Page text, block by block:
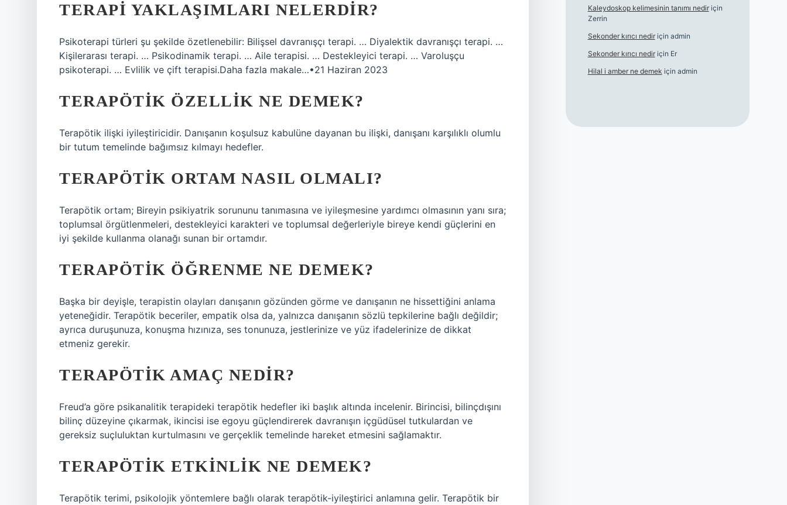
TERAPI YAKLAŞIMLARI NELERDIR?
Psikoterapi türleri şu şekilde özetlenebilir: Bilişsel davranışçı terapi. … Diyalektik davranışçı terapi. …
Kişilerarası terapi. … Psikodinamik terapi. … Aile terapisi. … Destekleyici terapi. … Varoluşçu
psikoterapi. … Evlilik ve çift terapisi.Daha fazla makale…•21 Haziran 2023
TERAPÖTIK ÖZELLIK NE DEMEK?
Terapötik ilişki iyileştiricidir. Danışanın koşulsuz kabulüne dayanan bu ilişki, danışanı karşılıklı olumlu
bir tutum temelinde bağımsız kılmayı hedefler.
TERAPÖTIK ORTAM NASIL OLMALI?
Terapötik ortam; Bireyin psikiyatrik sorununu tanımasına ve iyileşmesine yardımcı olmasının yanı sıra;
toplumsal örgütlenmeleri, destekleyici karakteri ve toplumsal değerleriyle bireye kendi güçlerini en
iyi şekilde kullanma olanağı sunan bir ortamdır.
TERAPÖTIK ÖĞRENME NE DEMEK?
Başka bir deyişle, terapistin olayları danışanın gözünden görme ve danışanın ne hissettiğini anlama
yeteneğidir. Terapötik beceriler, empatik olsa da, yalnızca danışanın sözlü tepkilerine bağlı değildir;
ayrıca duruşunuza, konuşma hızınıza, ses tonunuza, jestlerinize ve yüz ifadelerinize de dikkat
etmeniz gerekir.
TERAPÖTIK AMAÇ NEDIR?
Freud’a göre psikanalitik terapideki terapötik hedefler iki başlık altında incelenir. Birincisi, bilinçdışını
bilinç düzeyine çıkarmak, ikincisi ise egoyu güçlendirerek davranışın içgüdüsel tutkulardan ve
gereksiz suçluluktan kurtulmasını ve gerçeklik temelinde hareket etmesini sağlamaktır.
TERAPÖTIK ETKINLIK NE DEMEK?
Terapötik terimi, psikolojik yöntemlere bağlı olarak terapötik-iyileştirici anlamına gelir. Terapötik bir
Kaleydoskop kelimesinin tanımı nediriçin
Zerrin
Sekonder kırıcı nediriçin admin
Sekonder kırıcı nediriçin Er
Hilal i amber ne demek için admin